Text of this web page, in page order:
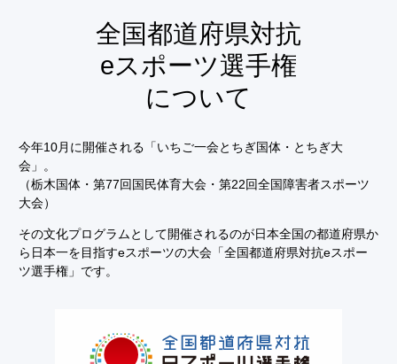
全国都道府県対抗
eスポーツ選手権
について
今年10月に開催される「いちご一会とちぎ国体・とちぎ大
会」。
（栃木国体・第77回国民体育大会・第22回全国障害者スポーツ
大会）
その文化プログラムとして開催されるのが日本全国の都道府県か
ら日本一を目指すeスポーツの大会「全国都道府県対抗eスポー
ツ選手権」です。